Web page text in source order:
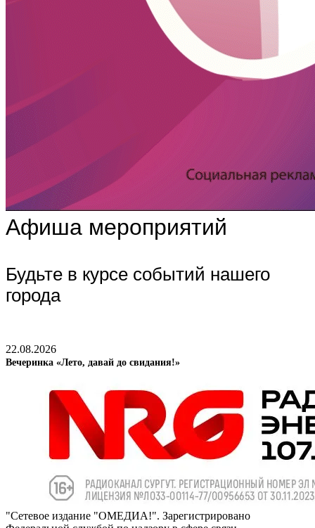
Афиша мероприятий
Будьте в курсе событий нашего
города
22.08.2026
Вечеринка «Лето, давай до свидания!»
"Сетевое издание "ОМЕДИА!". Зарегистрировано